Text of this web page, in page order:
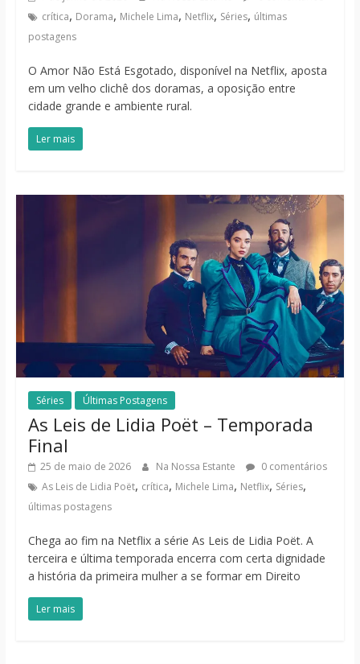
crítica, Dorama, Michele Lima, Netflix, Séries, últimas
postagens
O Amor Não Está Esgotado, disponível na Netflix, aposta
em um velho clichê dos doramas, a oposição entre
cidade grande e ambiente rural.
Ler mais
Séries Últimas Postagens
As Leis de Lidia Poët – Temporada
Final
25 de maio de 2026 Na Nossa Estante
0 comentários
As Leis de Lidia Poët, crítica, Michele Lima, Netflix, Séries,
últimas postagens
Chega ao fim na Netflix a série As Leis de Lidia Poët. A
terceira e última temporada encerra com certa dignidade
a história da primeira mulher a se formar em Direito
Ler mais